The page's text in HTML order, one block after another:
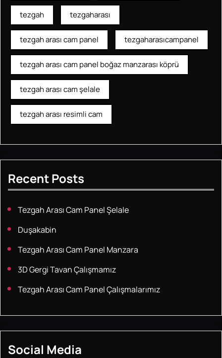
tezgah tezgaharası
tezgah arası cam panel tezgaharasıcampanel
tezgah arası cam panel boğaz manzarası köprü
tezgah arası cam şelale
tezgah arası resimli cam
Recent Posts
Tezgah Arası Cam Panel Şelale
Duşakabin
Tezgah Arası Cam Panel Manzara
3D Gergi Tavan Çalışmamız
Tezgah Arası Cam Panel Çalışmalarımız
Social Media